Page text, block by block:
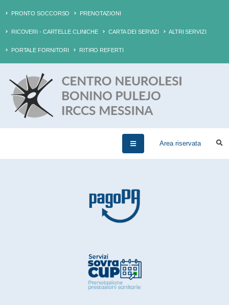
PRONTO SOCCORSO PRENOTAZIONI
RICOVERI - CARTELLE CLINICHE CARTA DEI SERVIZI ALTRI SERVIZI
PORTALE FORNITORI RITIRO REFERTI
Area riservata